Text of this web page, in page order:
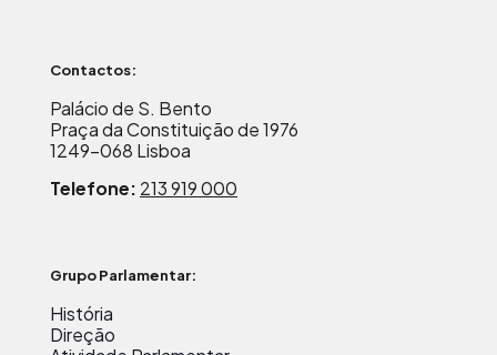
Contactos:
Palácio de S. Bento
Praça da Constituição de 1976
1249-068 Lisboa
Telefone: 213 919 000
Grupo Parlamentar:
História
Direção